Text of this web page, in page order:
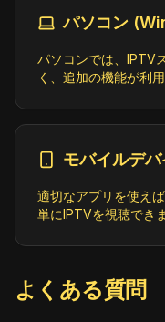
Expo
Shop
https://
t/hls/live/
Extra
3u8
パソコン
パソコンでは、IPTV
く、追加の機能が利用
モバイルデ
適切なアプリを使え
単にIPTVを視聴できま
よくある質問